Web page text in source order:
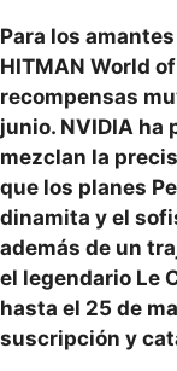
Para los
HITMAN World
recompensas
junio. NVIDIA ha
mezclan la
que los planes
dinamita y el
además de un
el legendario Le
hasta el 25 de
suscripción y